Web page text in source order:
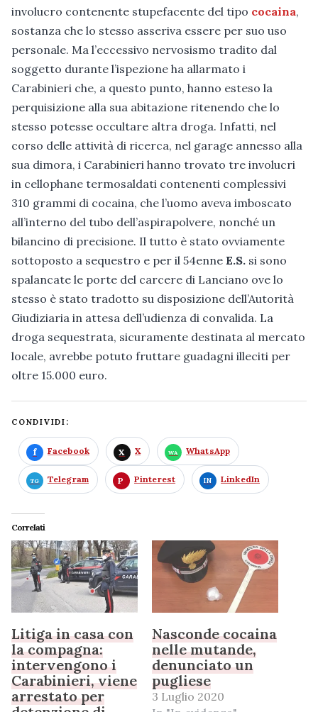
involucro contenente stupefacente del tipo cocaina,
sostanza che lo stesso asseriva essere per suo uso
personale. Ma l’eccessivo nervosismo tradito dal
soggetto durante l’ispezione ha allarmato i
Carabinieri che, a questo punto, hanno esteso la
perquisizione alla sua abitazione ritenendo che lo
stesso potesse occultare altra droga. Infatti, nel
corso delle attività di ricerca, nel garage annesso alla
sua dimora, i Carabinieri hanno trovato tre involucri
in cellophane termosaldati contenenti complessivi
310 grammi di cocaina, che l’uomo aveva imboscato
all’interno del tubo dell’aspirapolvere, nonché un
bilancino di precisione. Il tutto è stato ovviamente
sottoposto a sequestro e per il 54enne E.S. si sono
spalancate le porte del carcere di Lanciano ove lo
stesso è stato tradotto su disposizione dell’Autorità
Giudiziaria in attesa dell’udienza di convalida. La
droga sequestrata, sicuramente destinata al mercato
locale, avrebbe potuto fruttare guadagni illeciti per
oltre 15.000 euro.
CONDIVIDI:
Facebook X WhatsApp
Telegram Pinterest LinkedIn
Correlati
Litiga in casa con
la compagna:
intervengono i
Carabinieri, viene
arrestato per
Nasconde cocaina
nelle mutande,
denunciato un
pugliese
3 Luglio 2020